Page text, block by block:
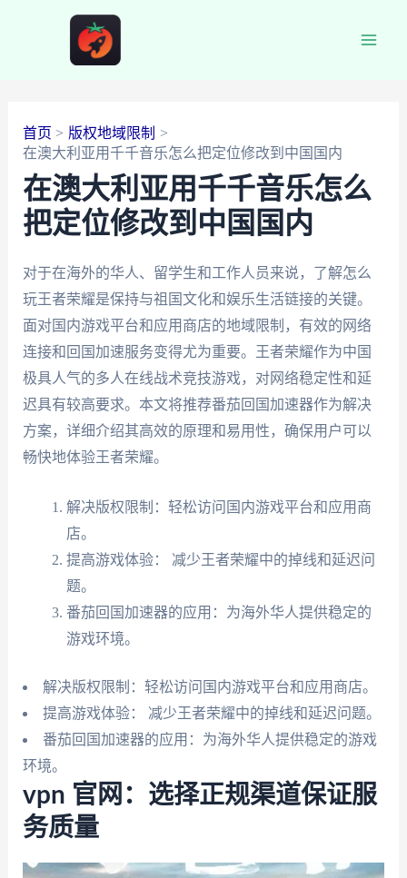
首页
版权地域限制
在澳大利亚用千千音乐怎么把定位修改到中国国内
在澳大利亚用千千音乐怎么
把定位修改到中国国内
对于在海外的华人、留学生和工作人员来说，了解怎么
玩王者荣耀是保持与祖国文化和娱乐生活链接的关键。
面对国内游戏平台和应用商店的地域限制，有效的网络
连接和回国加速服务变得尤为重要。王者荣耀作为中国
极具人气的多人在线战术竞技游戏，对网络稳定性和延
迟具有较高要求。本文将推荐番茄回国加速器作为解决
方案，详细介绍其高效的原理和易用性，确保用户可以
畅快地体验王者荣耀。
解决版权限制：轻松访问国内游戏平台和应用商
店。
提高游戏体验： 减少王者荣耀中的掉线和延迟问
题。
番茄回国加速器的应用：为海外华人提供稳定的
游戏环境。
解决版权限制：轻松访问国内游戏平台和应用商店。
提高游戏体验： 减少王者荣耀中的掉线和延迟问题。
番茄回国加速器的应用：为海外华人提供稳定的游戏
环境。
vpn 官网：选择正规渠道保证服
务质量